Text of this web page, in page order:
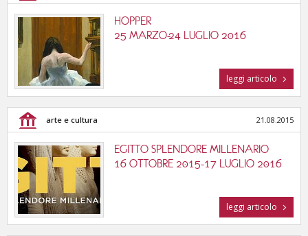
HOPPER
25 MARZO-24 LUGLIO 2016
leggi articolo
arte e cultura 21.08.2015
EGITTO SPLENDORE MILLENARIO
16 OTTOBRE 2015-17 LUGLIO 2016
leggi articolo